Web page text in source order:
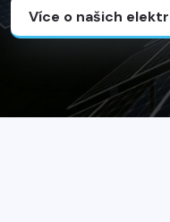
Více o našich